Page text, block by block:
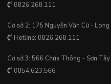
0826.268.111
Cơ sở 2: 175 Nguyễn Văn Cừ -
Hotline: 0826.268.111
Cơ sở 3: 566 Chùa Thông - Sơn
0854.623.566